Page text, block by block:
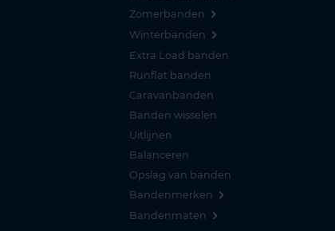
Zomerbanden
Winterbanden
Extra Load banden
Runflat banden
Caravanbanden
Banden wisselen
Uitlijnen
Balanceren
Opslag van banden
Bandenmerken
Bandenmaten